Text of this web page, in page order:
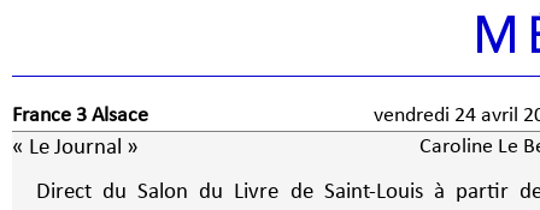
France 3 Alsace vendredi 24 avril
« Le Journal » Caroline Le
Direct du Salon du Livre de Saint-Louis à partir